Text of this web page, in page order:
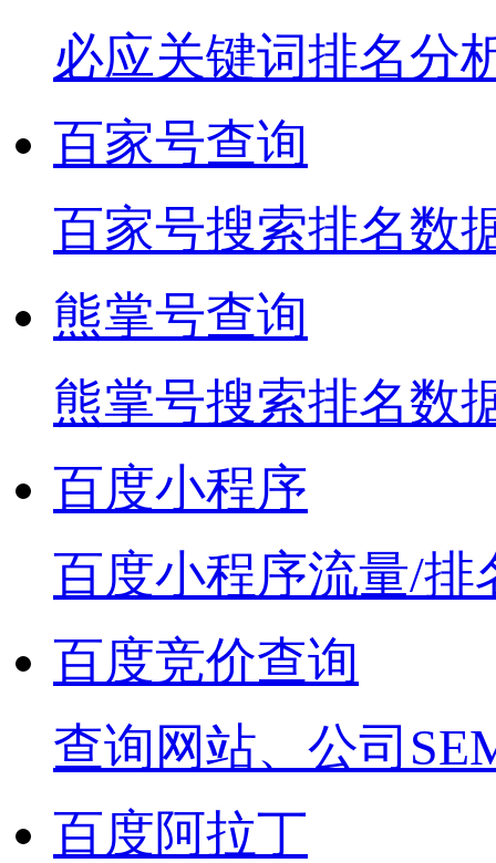
必应关键词排名分
百家号查询
百家号搜索排名数
熊掌号查询
熊掌号搜索排名数
百度小程序
百度小程序流量/排
百度竞价查询
查询网站、公司
百度阿拉丁